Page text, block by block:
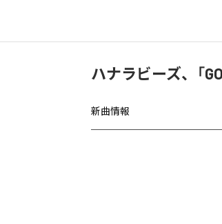
ハナラビーズ、「
新曲情報